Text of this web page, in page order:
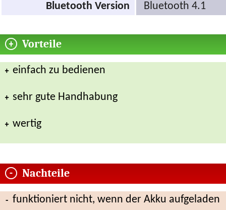
Bluetooth Version
Bluetooth 4.1
Vorteile
einfach zu bedienen
sehr gute Handhabung
wertig
Nachteile
funktioniert nicht, wenn der Akku aufgeladen